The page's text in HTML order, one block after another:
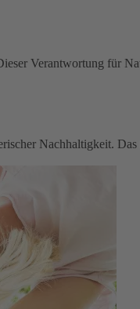
Verantwortung für
Nachhaltigkeit.